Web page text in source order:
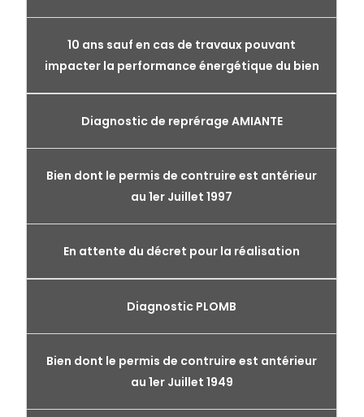
10 ans sauf en cas de travaux pouvant
impacter la performance énergétique du bien
Diagnostic de reprérage AMIANTE
Bien dont le permis de contruire est antérieur
au 1er Juillet 1997
En attente du décret pour la réalisation
Diagnostic PLOMB
Bien dont le permis de contruire est antérieur
au 1er Juillet 1949